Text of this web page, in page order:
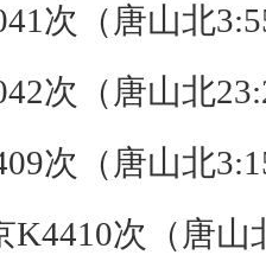
次（唐山北
次（唐山北
次（唐山北
K4410次（唐山